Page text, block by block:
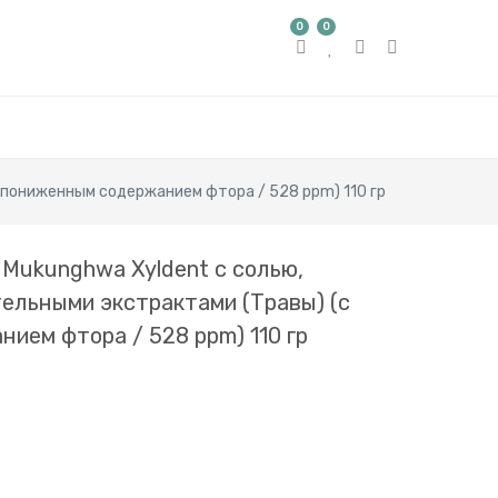
0 0
содержанием фтора / 528 ppm) 110 гр
Mukunghwa Xyldent с солью,
экстрактами (Травы) (с
фтора / 528 ppm) 110 гр